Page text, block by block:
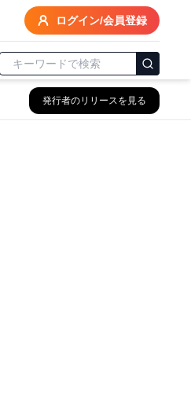
ログイン/会員登録
発行者のリリースを見る